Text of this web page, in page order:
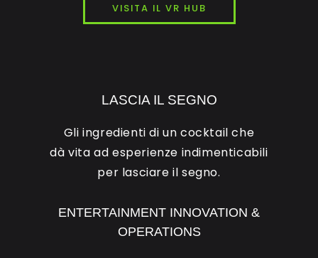
VISITA IL VR HUB
LASCIA IL SEGNO
Gli ingredienti di un cocktail che
dà vita ad esperienze indimenticabili
per lasciare il segno.
ENTERTAINMENT INNOVATION &
OPERATIONS